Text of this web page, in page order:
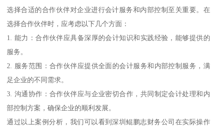
选择合适的合作伙伴对企业进行会计服务和内部控制至关重要。在
选择合作伙伴时，应考虑以下几个方面：
1. 能力：合作伙伴应具备深厚的会计知识和实践经验，能够提供的
服务。
2. 服务范围：合作伙伴应提供全面的会计服务和内部控制服务，满
足企业的不同需求。
3. 沟通协作：合作伙伴应与企业密切合作，共同制定会计处理和内
部控制方案，确保企业的顺利发展。
通过以上案例分析，我们可以看到深圳鲲鹏志财务公司在实际操作